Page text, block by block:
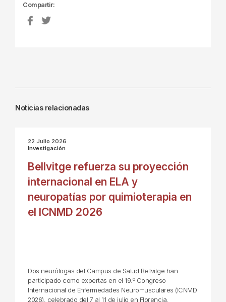
Compartir:
Noticias relacionadas
22 Julio 2026
Investigación
Bellvitge refuerza su proyección
internacional en ELA y
neuropatías por quimioterapia en
el ICNMD 2026
Dos neurólogas del Campus de Salud Bellvitge han
participado como expertas en el 19.º Congreso
Internacional de Enfermedades Neuromusculares (ICNMD
2026), celebrado del 7 al 11 de julio en Florencia.